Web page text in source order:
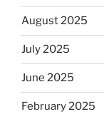
August 2025
July 2025
June 2025
February 2025